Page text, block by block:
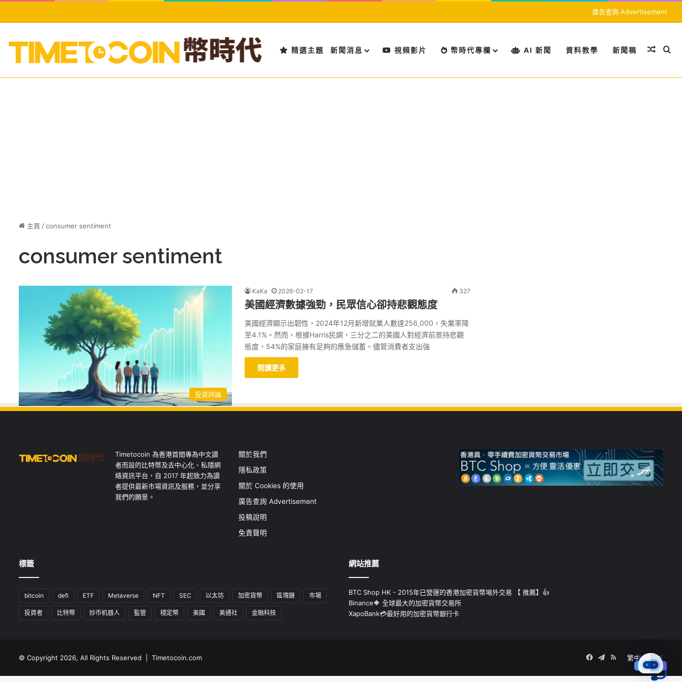
廣告查詢 Advertisement
精選主題 新聞消息 視頻影片 幣時代專欄 AI 新聞 資料教學 新聞稿 隨機文
搜
主頁 /consumer sentiment
consumer sentiment
投資評論
KaKa 2026-02-17 327
美國經濟數據強勁，民眾信心卻持悲觀態度
美國經濟顯示出韌性，2024年12月新增就業人數達256,000，失業率降
至4.1%。然而，根據Harris民調，三分之二的美國人對經濟前景持悲觀
態度，54%的家庭擁有足夠的應急儲蓄。儘管消費者支出強
閱讀更多
Timetocoin 為香港首間專為中文讀
者而設的比特幣及去中心化、私隱網
絡資訊平台，自 2017 年起致力為讀
者提供最新市場資訊及服務，並分享
我們的願景。
關於我們
隱私政策
關於 Cookies 的使用
廣告查詢 Advertisement
投稿說明
免責聲明
標籤
bitcoin defi ETF Metaverse NFT SEC 以太坊 加密貨幣 區塊鏈 市場
投資者 比特幣 炒币机器人 監管 穩定幣 美國 美通社 金融科技
網站推薦
BTC Shop HK - 2015年已營運的香港加密貨幣埸外交易 【 推薦】👍
Binance🔶 全球最大的加密貨幣交易所
XapoBank💳最好用的加密貨幣銀行卡
© Copyright 2026, All Rights Reserved | Timetocoin.com 繁中 簡中
Facebook
Telegram
RSS